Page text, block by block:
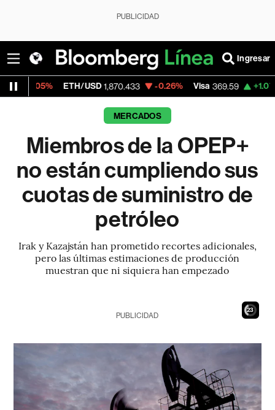
PUBLICIDAD
Ingresar
ETH/USD 1,870.433 -0.26% Visa 369.59 +1.07%
MERCADOS
Miembros de la OPEP+
no están cumpliendo sus
cuotas de suministro de
petróleo
Irak y Kazajstán han prometido recortes adicionales,
pero las últimas estimaciones de producción
muestran que ni siquiera han empezado
21
PUBLICIDAD